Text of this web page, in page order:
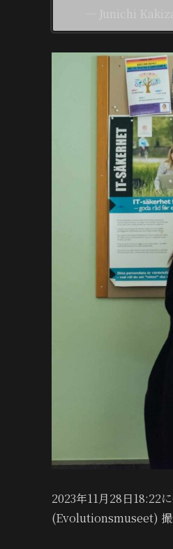
— Junichi
2023年11月28日18:22
(Evolutionsmuseet) 撮